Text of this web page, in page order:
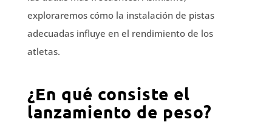
exploraremos cómo la instalación de pistas
adecuadas influye en el rendimiento de los
atletas.
¿En qué consiste el
lanzamiento de peso?